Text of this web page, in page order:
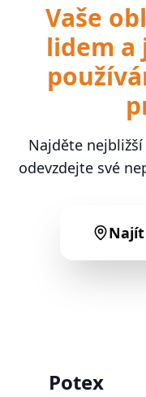
Vaše
lidem a
Najděte
odevzdejte své
Potex